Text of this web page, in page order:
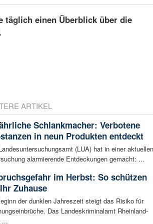
täglich einen Überblick über die
ARTIKEL
Schlankmacher: Verbotene
in neun Produkten entdeckt
(LUA) hat in einer aktuellen
alarmierende Entdeckungen gemacht: ...
im Herbst: So schützen
Zuhause
der dunklen Jahreszeit steigt das Risiko für
Das Landeskriminalamt Rheinland-
...